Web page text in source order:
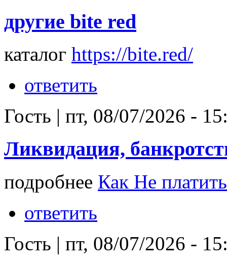
другие bite red
каталог https://bite.red/
ответить
Гость | пт, 08/07/2026 -
Ликвидация,
подробнее Как Не
ответить
Гость | пт, 08/07/2026 -